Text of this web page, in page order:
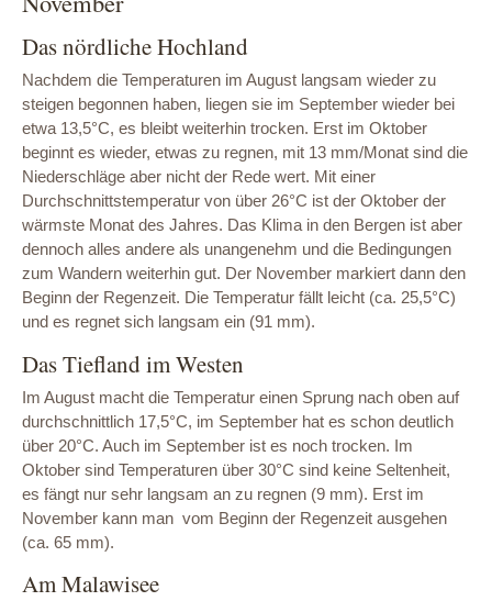
Das nördliche Hochland
Nachdem die Temperaturen im August langsam wieder zu
steigen begonnen haben, liegen sie im September wieder bei
etwa 13,5°C, es bleibt weiterhin trocken. Erst im Oktober
beginnt es wieder, etwas zu regnen, mit 13 mm/Monat sind die
Niederschläge aber nicht der Rede wert. Mit einer
Durchschnittstemperatur von über 26°C ist der Oktober der
wärmste Monat des Jahres. Das Klima in den Bergen ist aber
dennoch alles andere als unangenehm und die Bedingungen
zum Wandern weiterhin gut. Der November markiert dann den
Beginn der Regenzeit. Die Temperatur fällt leicht (ca. 25,5°C)
und es regnet sich langsam ein (91 mm).
Das Tiefland im Westen
Im August macht die Temperatur einen Sprung nach oben auf
durchschnittlich 17,5°C, im September hat es schon deutlich
über 20°C. Auch im September ist es noch trocken. Im
Oktober sind Temperaturen über 30°C sind keine Seltenheit,
es fängt nur sehr langsam an zu regnen (9 mm). Erst im
November kann man vom Beginn der Regenzeit ausgehen
(ca. 65 mm).
Am Malawisee